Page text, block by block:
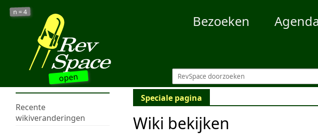
open
n =4
Bezoeken
Recente
wikiveranderingen
Speciale pagina
Wiki bekijken